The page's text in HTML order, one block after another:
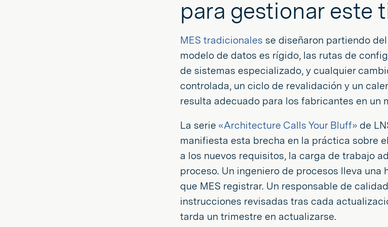
para gestionar este
MES tradicionales se diseñaron partiendo
modelo de datos es rígido, las rutas de
de sistemas especializado, y cualquier
controlada, un ciclo de revalidación y un
resulta adecuado para los fabricantes en un
La serie «Architecture Calls Your Bluff» de
manifiesta esta brecha en la práctica sobre
a los nuevos requisitos, la carga de trabajo
proceso. Un ingeniero de procesos lleva
que MES registrar. Un responsable de
instrucciones revisadas tras cada
tarda un trimestre en actualizarse.